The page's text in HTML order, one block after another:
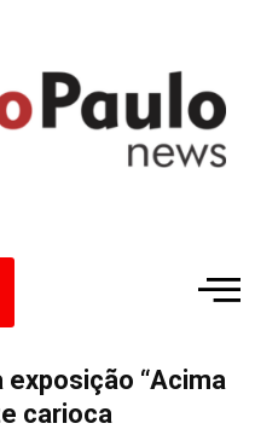
“Acima
carioca